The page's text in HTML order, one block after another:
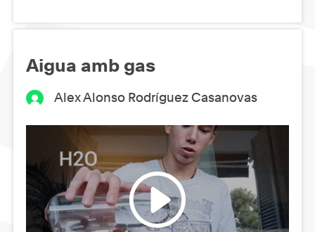
Aigua amb gas
Alex Alonso Rodríguez Casanovas